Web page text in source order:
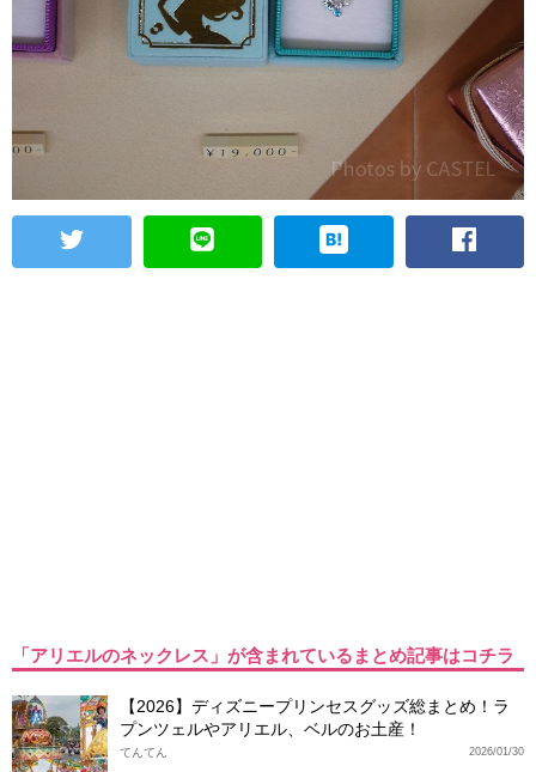
「アリエルのネックレス」が含まれているまとめ記事はコチラ
【2026】ディズニープリンセスグッズ総まとめ！ラ
プンツェルやアリエル、ベルのお土産！
2026/01/30
てんてん